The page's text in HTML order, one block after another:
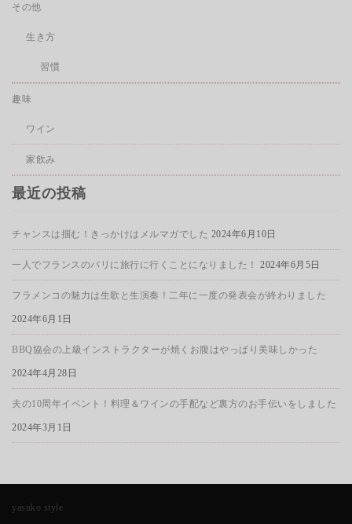
その他
生き方
習慣
趣味
ワイン
家飲み
最近の投稿
チャンスは掴む！きっかけはメルマガでした 2024年6月10日
一人でフランスのパリに旅行に行くことになりました！ 2024年6月5日
フラメンコの魅力は生歌と生演奏！二年に一度の発表会が終わりました
2024年6月1日
BBQ協会の上級インストラクターが焼くお腹はやっぱり美味しかった
2024年4月28日
夫の10周年イベント！料理＆ワインの手配など裏方のお手伝いをしました
2024年3月1日
yasuko style